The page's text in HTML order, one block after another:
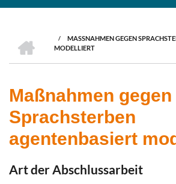
BREADCRUMB
/
MASSNAHMEN GEGEN
ODELLIERT
Maßnahmen gegen
Sprachsterben
agentenbasiert
Art der Abschlussarbeit